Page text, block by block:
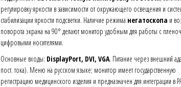
регулировку яркости в зависимости от окружающего освещения и
стабилизации яркости подсветки. Наличие режима негатоскопа и
поворота экрана на 90° делают монитор удобным для работы с
цифровыми носителями.
Основные входы: DisplayPort, DVI, VGA. Питание через внешний
пост. тока). Меню на русском языке; монитор имеет государственную
регистрацию медицинского изделия и предназначен для интеграции в